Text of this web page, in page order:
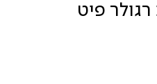
פיט
Rating is 4.0